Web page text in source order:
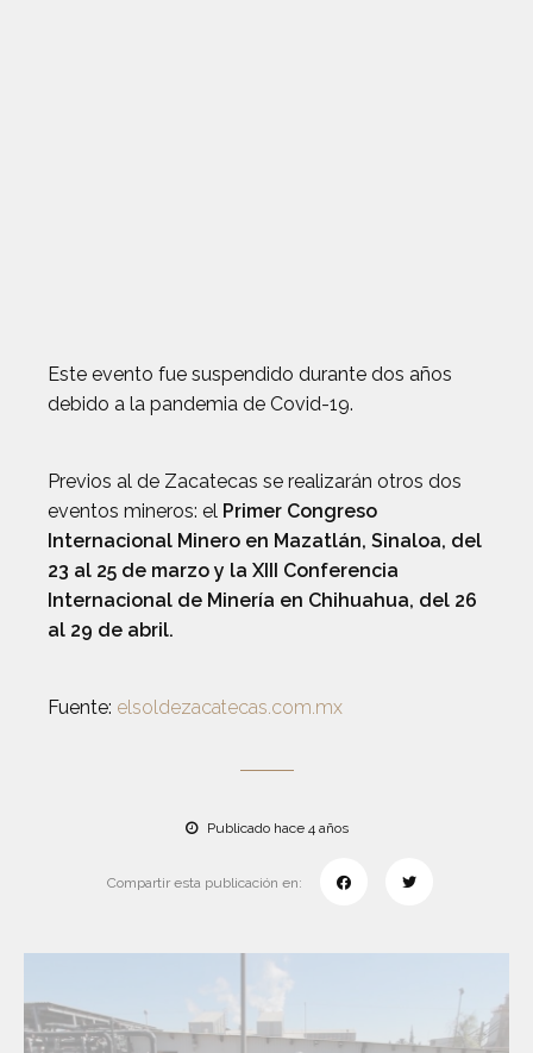
Este evento fue suspendido durante dos años
debido a la pandemia de Covid-19.
Previos al de Zacatecas se realizarán otros dos
eventos mineros: el Primer Congreso
Internacional Minero en Mazatlán, Sinaloa, del
23 al 25 de marzo y la XIII Conferencia
Internacional de Minería en Chihuahua, del 26
al 29 de abril.
Fuente: elsoldezacatecas.com.mx
Publicado hace 4 años
Compartir esta publicación en: